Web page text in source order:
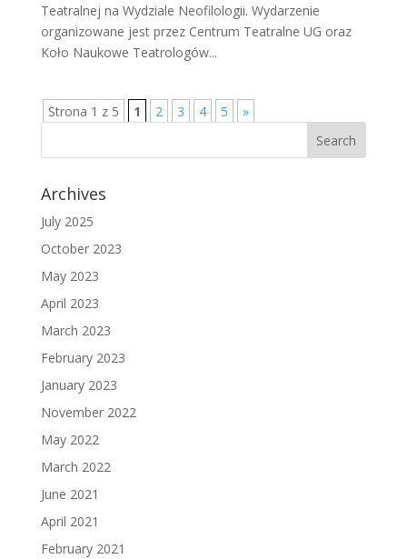
Teatralnej na Wydziale Neofilologii. Wydarzenie
organizowane jest przez Centrum Teatralne UG oraz
Koło Naukowe Teatrologów...
Strona 1 z 5 1 2 3 4 5 »
Archives
July 2025
October 2023
May 2023
April 2023
March 2023
February 2023
January 2023
November 2022
May 2022
March 2022
June 2021
April 2021
February 2021